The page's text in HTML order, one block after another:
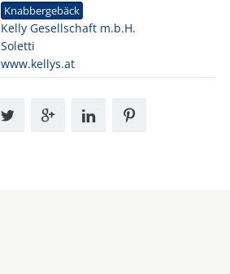
Knabbergebäck
Kelly Gesellschaft m.b.H.
Soletti
www.kellys.at